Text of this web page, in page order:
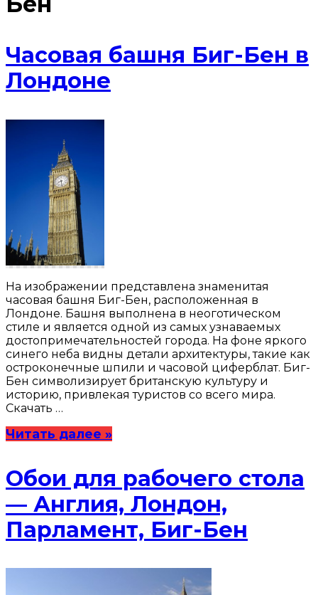
Часовая башня Биг-Бен в
Лондоне
На изображении представлена знаменитая
часовая башня Биг-Бен, расположенная в
Лондоне. Башня выполнена в неоготическом
стиле и является одной из самых узнаваемых
достопримечательностей города. На фоне яркого
синего неба видны детали архитектуры, такие как
остроконечные шпили и часовой циферблат. Биг-
Бен символизирует британскую культуру и
историю, привлекая туристов со всего мира.
Скачать …
Читать далее »
Обои для рабочего стола
— Англия, Лондон,
Парламент, Биг-Бен